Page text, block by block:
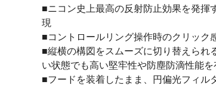
■ニコン史上最高の反射防止効果を発揮
現
■コントロールリング操作時のクリック
■縦横の構図をスムーズに切り替えられ
い状態でも高い堅牢性や防塵防滴性能
■フードを装着したまま、円偏光フィル